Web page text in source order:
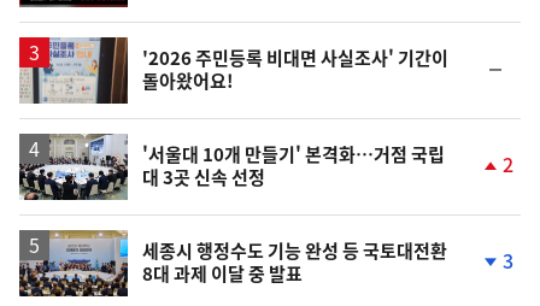
'2026 주민등록 비대면 사실조사' 기간이
돌아왔어요!
일
'서울대 10개 만들기' 본격화…거점 국립
대 3곳 신속 선정
상
2
세종시 행정수도 기능 완성 등 국토대전환
8대 과제 이달 중 발표
3